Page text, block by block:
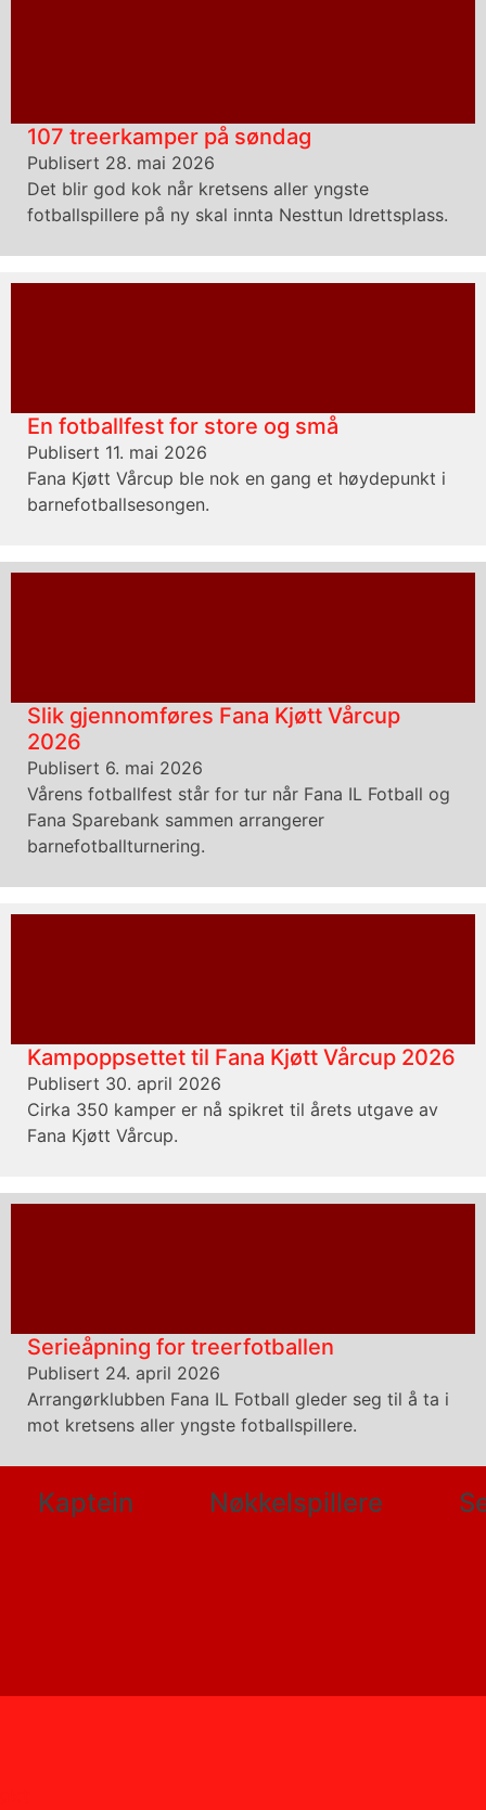
107 treerkamper på søndag
Publisert 28. mai 2026
Det blir god kok når kretsens aller yngste
fotballspillere på ny skal innta Nesttun Idrettsplass.
En fotballfest for store og små
Publisert 11. mai 2026
Fana Kjøtt Vårcup ble nok en gang et høydepunkt i
barnefotballsesongen.
Slik gjennomføres Fana Kjøtt Vårcup
2026
Publisert 6. mai 2026
Vårens fotballfest står for tur når Fana IL Fotball og
Fana Sparebank sammen arrangerer
barnefotballturnering.
Kampoppsettet til Fana Kjøtt Vårcup 2026
Publisert 30. april 2026
Cirka 350 kamper er nå spikret til årets utgave av
Fana Kjøtt Vårcup.
Serieåpning for treerfotballen
Publisert 24. april 2026
Arrangørklubben Fana IL Fotball gleder seg til å ta i
mot kretsens aller yngste fotballspillere.
Kaptein Nøkkelspillere